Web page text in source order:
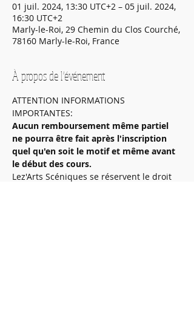
01 juil. 2024, 13:30 UTC+2 – 05 juil. 2024,
16:30 UTC+2
Marly-le-Roi, 29 Chemin du Clos Courché,
78160 Marly-le-Roi, France
À propos de l'événement
ATTENTION INFORMATIONS
IMPORTANTES:
Aucun remboursement même partiel
ne pourra être fait après l'inscription
quel qu'en soit le motif et même avant
le début des cours.
Lez'Arts Scéniques se réservent le droit